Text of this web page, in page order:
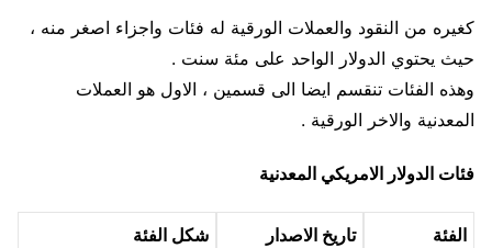
كغيره من النقود والعملات الورقية له فئات واجزاء اصغر منه ،
حيث يحتوي الدولار الواحد على مئة سنت .
وهذه الفئات تنقسم ايضا الى قسمين ، الاول هو العملات
المعدنية والاخر الورقية .
فئات الدولار الامريكي المعدنية
الفئة تاريخ الاصدار شكل الفئة